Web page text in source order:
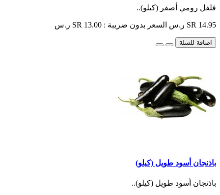
فلفل رومي أصفر (كيلو)..
SR 14.95 ر.س السعر بدون ضريبة : SR 13.00 ر.س
اضافة للسلة
باذنجان أسود طويل (كيلو)
باذنجان أسود طويل (كيلو)..